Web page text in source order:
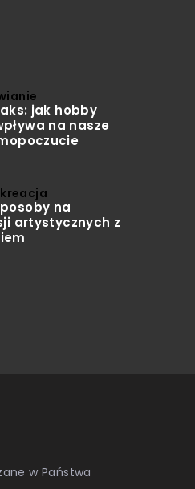
jak hobby
na nasze
na
artystycznych z
w Państwa